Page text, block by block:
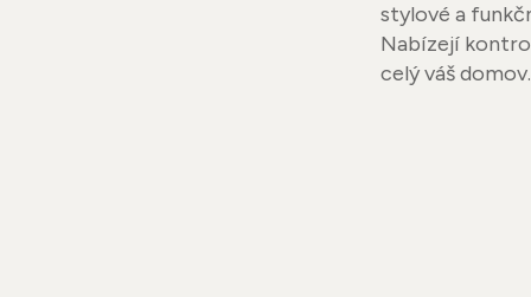
stylové a
Nabízejí
celý váš domov.